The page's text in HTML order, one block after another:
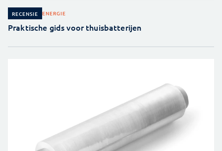
RECENSIE ENERGIE
Praktische gids voor thuisbatterijen